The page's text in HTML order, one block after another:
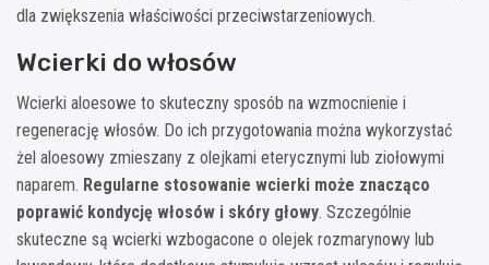
dla zwiększenia właściwości przeciwstarzeniowych.
Wcierki do włosów
Wcierki aloesowe to skuteczny sposób na wzmocnienie i
regenerację włosów. Do ich przygotowania można wykorzystać
żel aloesowy zmieszany z olejkami eterycznymi lub ziołowymi
naparem. Regularne stosowanie wcierki może znacząco
poprawić kondycję włosów i skóry głowy. Szczególnie
skuteczne są wcierki wzbogacone o olejek rozmarynowy lub